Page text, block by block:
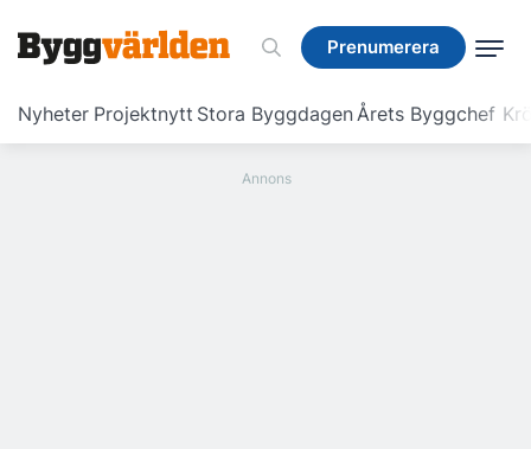
Prenumerera
Nyheter Projektnytt Stora ByggdagenÅrets Byggchef
Prenumerera